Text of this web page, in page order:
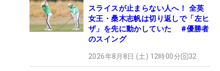
スライスが止まらない人へ！ 全英
女王・桑木志帆は切り返しで「左ヒ
ザ」を先に動かしていた #優勝者
のスイング
2026年8月8日 (土) 12時00分 32